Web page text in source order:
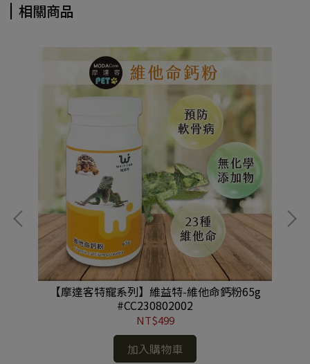
相關商品
【摩達客特寵系列】維益特-維他命鈣粉65g
#CC230802002
NT$499
加入購物車